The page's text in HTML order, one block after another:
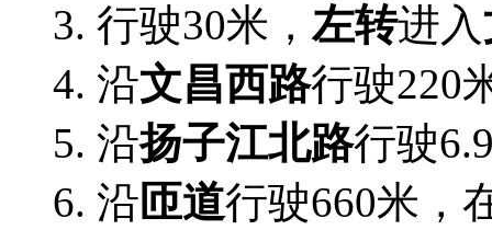
3. 行驶30米， 左转进入
4. 沿文昌西路行驶220
5. 沿扬子江北路行驶
6. 沿匝道行驶660米，